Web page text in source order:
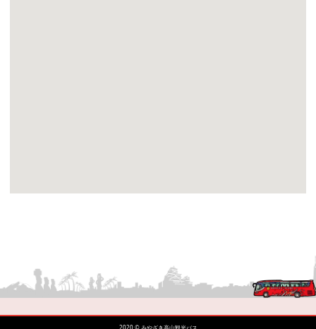
2020 © みやざき高山観光バス